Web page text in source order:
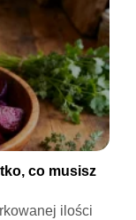
co musisz
ilości